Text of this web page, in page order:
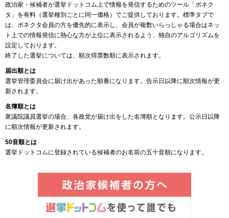
政治家・候補者が選挙ドットコム上で情報を発信するためのツール「ボネク
タ」を有料（選挙種別ごとに同一価格）でご提供しております。標準タブで
は、ボネクタ会員の方を優先的に表示し、会員が複数いらっしゃる場合はネッ
ト上での情報発信に熱心な方が上位に表示されるよう、独自のアルゴリズムを
設定しております。
終了した選挙については、順次得票数順に表示されます。
届出順とは
選挙管理委員会に届け出があった順番になります。告示日以降に順次情報が更
新されます。
名簿順とは
衆議院議員選挙の場合、各政党が届け出をした名簿順となります。公示日以降
に順次情報が更新されます。
50音順とは
選挙ドットコムに登録されている候補者のお名前の五十音順になります。